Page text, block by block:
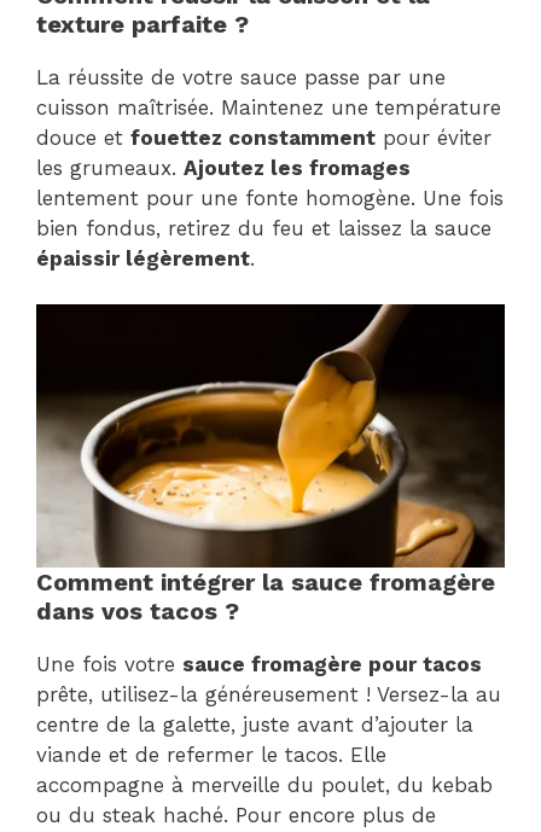
texture parfaite ?
La réussite de votre sauce passe par une
cuisson maîtrisée. Maintenez une température
douce et fouettez constamment pour éviter
les grumeaux. Ajoutez les fromages
lentement pour une fonte homogène. Une fois
bien fondus, retirez du feu et laissez la sauce
épaissir légèrement.
Comment intégrer la sauce fromagère
dans vos tacos ?
Une fois votre sauce fromagère pour tacos
prête, utilisez-la généreusement ! Versez-la au
centre de la galette, juste avant d’ajouter la
viande et de refermer le tacos. Elle
accompagne à merveille du poulet, du kebab
ou du steak haché. Pour encore plus de